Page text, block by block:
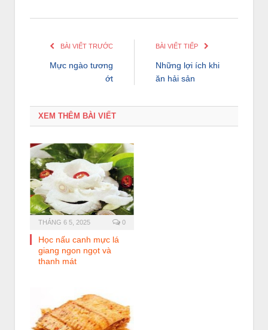
BÀI VIẾT TRƯỚC
Mực ngào tương
ớt
BÀI VIẾT TIẾP
Những lợi ích khi
ăn hải sản
XEM THÊM BÀI VIẾT
THÁNG 6 5, 2025 0
Học nấu canh mực lá
giang ngon ngọt và
thanh mát